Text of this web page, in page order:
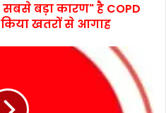
बड़ा कारण" है COPD
खतरों से आगाह